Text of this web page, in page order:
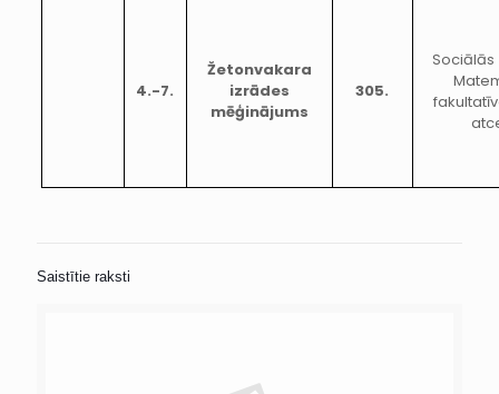
4.-7.
Žetonvakara
izrādes
mēģinājums
305.
Sociālās
Saistītie raksti